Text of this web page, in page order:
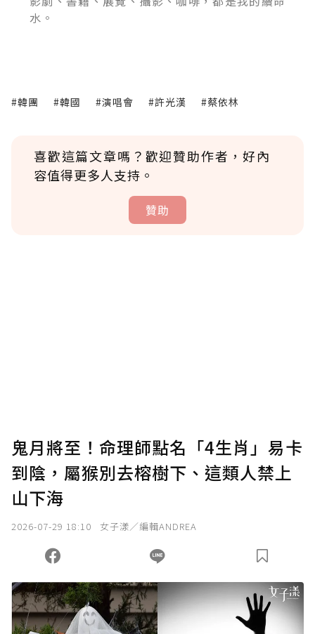
水。
#韓團 #韓國 #演唱會 #許光漢 #蔡依林
喜歡這篇文章嗎？歡迎贊助作者，好內
容值得更多人支持。
贊助
確認送出
您當前剩餘 U 利點數：0點；前往 購買點數
鬼月將至！命理師點名「4生肖」易卡
到陰，屬猴別去榕樹下、這類人禁上
山下海
2026-07-29 18:10 女子漾／編輯ANDREA